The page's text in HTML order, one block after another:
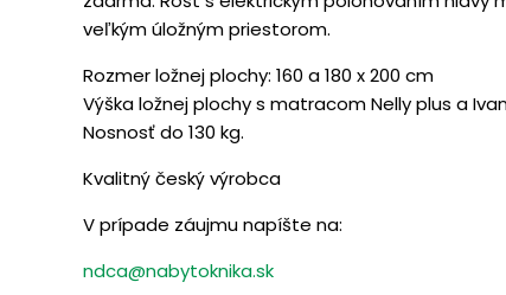
veľkým úložným priestorom.
Rozmer ložnej plochy: 160 a 180 x 200 cm
Výška ložnej plochy s matracom Nelly plus a
Nosnosť do 130 kg.
Kvalitný český výrobca
V prípade záujmu napíšte na:
ndca@nabytoknika.sk